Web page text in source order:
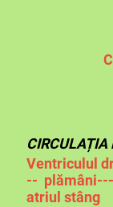
CIRCULAȚIA
Ventriculul
--
atriul stâng